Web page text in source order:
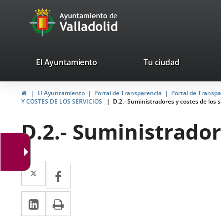
Portal
Web
Ayuntamiento
de
Valladolid
valladolid.es
El Ayuntamiento Tu ciudad
InicioEl Ayuntamiento Portal de Transparencia Portal de
Y COSTES DE LOS SERVICIOS
D.2.- Suministradores y costes de los
D.2.-
Twitter
Enlace
a
una
a
una
LinkedIn
Enlace
a